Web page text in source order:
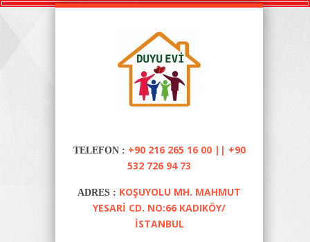
TELEFON : +90 216 265 16 00 || +90
532 726 94 73
ADRES : KOŞUYOLU MH. MAHMUT
YESARI CD. NO:66 KADIKÖY/
İSTANBUL